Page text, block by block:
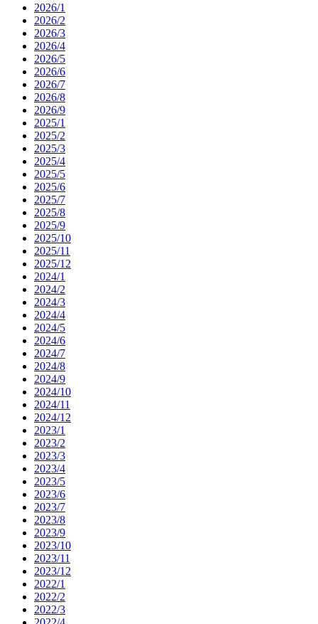
2026/1
2026/2
2026/3
2026/4
2026/5
2026/6
2026/7
2026/8
2026/9
2025/1
2025/2
2025/3
2025/4
2025/5
2025/6
2025/7
2025/8
2025/9
2025/10
2025/11
2025/12
2024/1
2024/2
2024/3
2024/4
2024/5
2024/6
2024/7
2024/8
2024/9
2024/10
2024/11
2024/12
2023/1
2023/2
2023/3
2023/4
2023/5
2023/6
2023/7
2023/8
2023/9
2023/10
2023/11
2023/12
2022/1
2022/2
2022/3